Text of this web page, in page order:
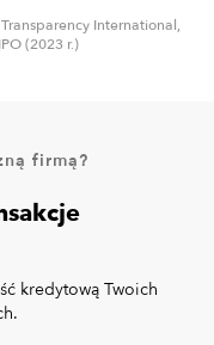
International,
(2023 r.)
firmą?
kredytową Twoich